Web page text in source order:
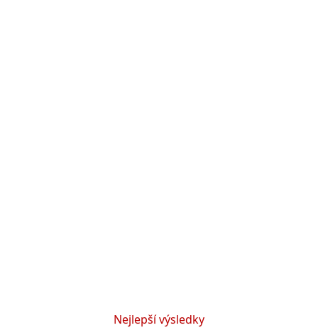
Nejlepší výsledky